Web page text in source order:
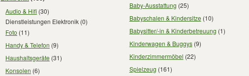
Audio & Hifi (30)
Dienstleistungen Elektronik (0)
Foto (11)
Handy & Telefon (9)
Haushaltsgeräte (31)
Konsolen (6)
Baby-Ausstattung (25)
Babyschalen & Kindersitze (10)
Babysitter/-in & Kinderbetreuung (1)
Kinderwagen & Buggys(9)
Kinderzimmermöbel (22)
Spielzeug (161)